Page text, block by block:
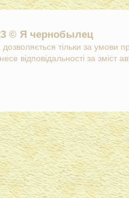
© Я чернобылец
тільки за умови
відповідальності за зміст